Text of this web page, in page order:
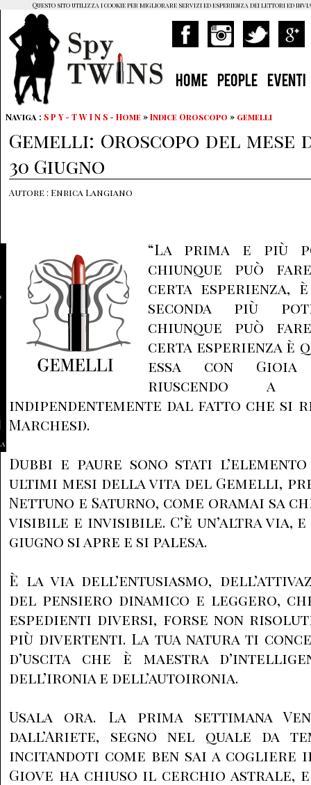
HOME PEOPLE EVENTI
Naviga : S P Y - T W I N S - Home »Indice Oroscopo » gemelli
Gemelli: Oroscopo del mese
30 Giugno
Autore : Enrica Langiano
“La prima e più
chiunque può
certa esperienza,
seconda più
chiunque può
certa esperienza è
essa con Gioia
riuscendo a
indipendentemente dal fatto che si
Marchesi).
Dubbi e paure sono stati
ultimi mesi della vita del Gemelli,
Nettuno e Saturno, come oramai sa
visibile e invisibile. C’è un’altra via,
giugno si apre e si palesa.
È la via dell’entusiasmo,
del pensiero dinamico e leggero,
espedienti diversi, forse non
più divertenti. La tua natura ti
d’uscita che è maestra
dell’ironia e dell’autoironia.
Usala ora. La prima settimana
dall’Ariete, segno nel quale da
incitandoti come ben sai a cogliere
Giove ha chiuso il cerchio astrale,
Questo sito utilizza i cookie per migliorare servizi ed esperienza dei lettori ed